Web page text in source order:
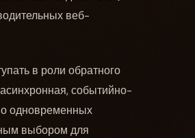
веб-
в роли обратного
событийно-
одновременных
выбором для